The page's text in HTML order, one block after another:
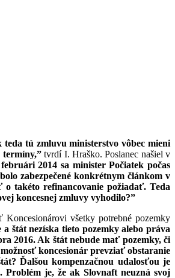
teda tú zmluvuministerstvo vôbec mieni
termíny,”tvrdí I. Hraško. Poslanec našiel v
2014 sa minister Počiatek počas
zabezpečené konkrétnym článkom v
takéto refinancovanie požiadať. Teda
koncesnej zmluvy vyhodilo?”
všetky potrebné pozemky
štát nezíska tieto pozemky alebo práva
2016. Ak štát nebude mať pozemky, či
koncesionár prevziať obstaranie
Ďalšou kompenzačnou udalosťou je
Problém je, že ak Slovnaft neuzná svoj